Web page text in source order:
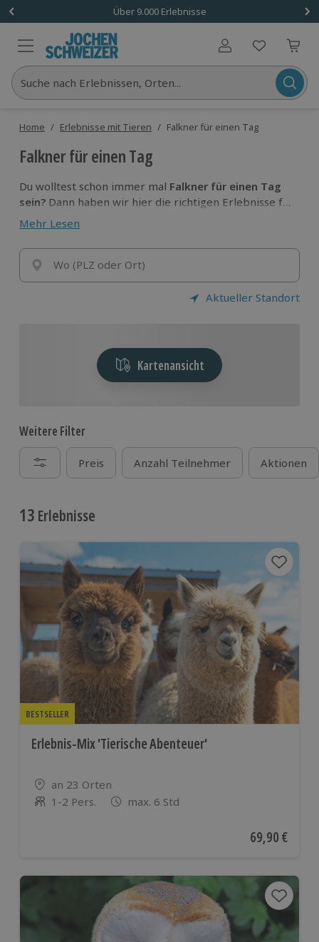
Über 9.000 Erlebnisse
Benutzerkonto
Suche nach Erlebnissen, Orten...
Home / Erlebnisse mit Tieren / Falkner für einen Tag
Falkner für einen Tag
Du wolltest schon immer mal Falkner für einen Tag
sein? Dann haben wir hier die richtigen Erlebnisse für
dich. Denn mit einem bereits erfahrenen Falkner
tauchstdie ein
Flugkünstlerein underlebst diese hautnah.
Mehr Lesen
Wo (PLZ oder Ort)
Aktueller Standort
Kartenansicht
Weitere Filter
Preis Anzahl Teilnehmer Aktionen
13 Erlebnisse
BESTSELLER
Erlebnis-Mix 'Tierische Abenteuer'
Standort
an 23 Orten
Anzahl der Teilnehmer
1-2 Pers. max. 6 Std
Aktueller
69,90 €